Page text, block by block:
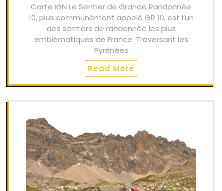
Carte IGN Le Sentier de Grande Randonnée
10, plus communément appelé GR 10, est l’un
des sentiers de randonnée les plus
emblématiques de France. Traversant les
Pyrénées
Read More